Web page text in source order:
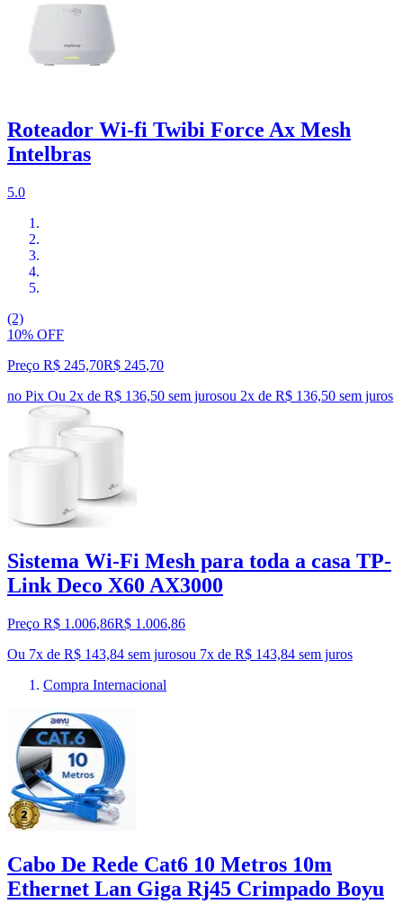
Roteador Wi-fi Twibi Force Ax Mesh
Intelbras
5.0
(2)
10% OFF
Preço R$ 245,70R$ 245,70
no Pix Ou 2x de R$ 136,50 sem jurosou 2x de R$ 136,50 sem juros
Sistema Wi-Fi Mesh para toda a casa TP-
Link Deco X60 AX3000
Preço R$ 1.006,86R$ 1.006,86
Ou 7x de R$ 143,84 sem jurosou 7x de R$ 143,84 sem juros
Compra Internacional
Cabo De Rede Cat6 10 Metros 10m
Ethernet Lan Giga Rj45 Crimpado Boyu